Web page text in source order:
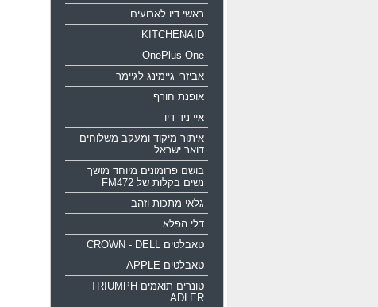
ראשי דיו לארועים
KITCHENAID
OnePlus One
אביזרי גיימינג לגיימר
אופנת חורף
איי ניד דיו
איתור מיקוד ומעקב משלוחים
דואר ישראל
בושם פרומונים מיוחד מושך
נשים בקלות של FM472
גלאי מתכות וזהב
דלי הפלא
טאבלטים CROWN - DELL
טאבלטים APPLE
טונרים תואמים TRIUMPH
ADLER